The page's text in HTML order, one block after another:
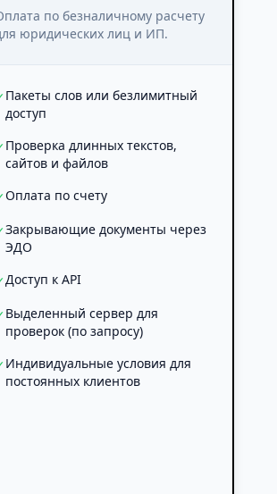
по безналичному расчету
юридических лиц и ИП.
Пакеты слов или безлимитный
доступ
Проверка длинных текстов,
сайтов и файлов
Оплата по счету
Закрывающие документы через
ЭДО
Доступ к API
Выделенный сервер для
проверок (по запросу)
Индивидуальные условия для
постоянных клиентов